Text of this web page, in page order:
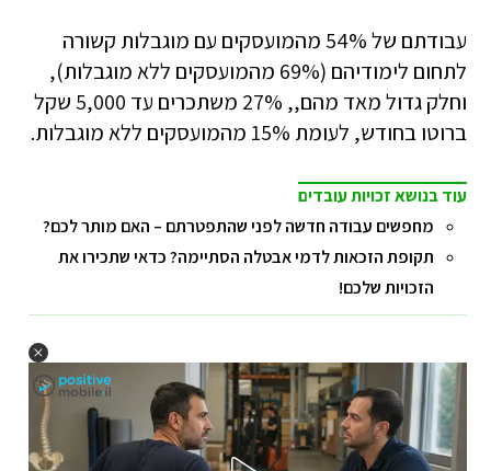
עבודתם של 54% מהמועסקים עם מוגבלות קשורה
לתחום לימודיהם (69% מהמועסקים ללא מוגבלות),
וחלק גדול מאד מהם,, 27% משתכרים עד 5,000 שקל
ברוטו בחודש, לעומת 15% מהמועסקים ללא מוגבלות.
עוד בנושא זכויות עובדים
מחפשים עבודה חדשה לפני שהתפטרתם – האם מותר לכם?
תקופת הזכאות לדמי אבטלה הסתיימה? כדאי שתכירו את
הזכויות שלכם!